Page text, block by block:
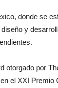
donde se
y
por
el XXI